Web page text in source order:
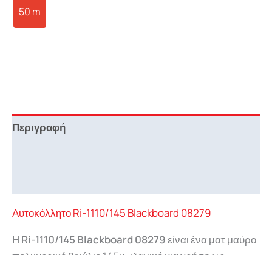
50 m
Περιγραφή
Αυτοκόλλητο Ri-1110/145 Blackboard 08279
Η Ri-1110/145 Blackboard 08279είναι ένα ματ μαύρο